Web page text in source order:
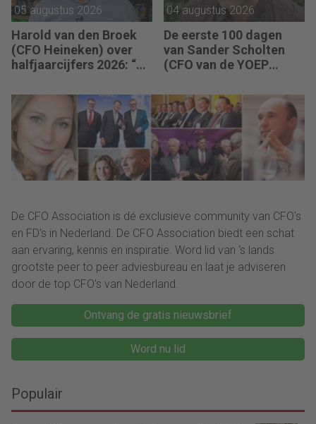
05 augustus 2026
Harold van den Broek
(CFO Heineken) over
halfjaarcijfers 2026: “De
vooruitgang is
zichtbaar.”
04 augustus 2026
De eerste 100 dagen
van Sander Scholten
(CFO van de YOEP
sturing werkt pas echt
als mensen begrijpen
waarom keuzes nodig
zijn.”
De CFO Association is dé exclusieve community van CFO's
en FD's in Nederland. De CFO Association biedt een schat
aan ervaring, kennis en inspiratie. Word lid van ‘s lands
grootste peer to peer adviesbureau en laat je adviseren
door de top CFO's van Nederland.
Ontvang de gratis nieuwsbrief
Word nu lid
Populair